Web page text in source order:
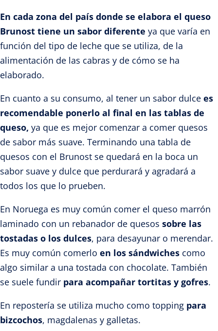
En cada zona del país donde se elabora el queso
Brunost tiene un sabor diferente ya que varía en
función del tipo de leche que se utiliza, de la
alimentación de las cabras y de cómo se ha
elaborado.
En cuanto a su consumo, al tener un sabor dulce es
recomendable ponerlo al final en las tablas de
queso, ya que es mejor comenzar a comer quesos
de sabor más suave. Terminando una tabla de
quesos con el Brunost se quedará en la boca un
sabor suave y dulce que perdurará y agradará a
todos los que lo prueben.
En Noruega es muy común comer el queso marrón
laminado con un rebanador de quesos sobre las
tostadas o los dulces, para desayunar o merendar.
Es muy común comerlo en los sándwiches como
algo similar a una tostada con chocolate. También
se suele fundir para acompañar tortitas y gofres.
En repostería se utiliza mucho como topping para
bizcochos, magdalenas y galletas.